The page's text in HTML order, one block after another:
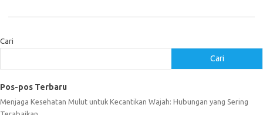
Cari
Cari
Pos-pos Terbaru
Menjaga Kesehatan Mulut untuk Kecantikan Wajah: Hubungan yang Sering